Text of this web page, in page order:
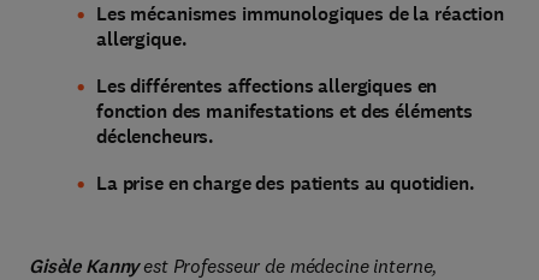
Les mécanismes immunologiques de la réaction
allergique.
Les différentes affections allergiques en
fonction des manifestations et des éléments
déclencheurs.
La prise en charge des patients au quotidien.
Gisèle Kannyest Professeur de médecine interne,